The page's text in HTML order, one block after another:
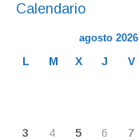
Calendario
agosto 2026
L M X J V
3 4 5 6 7